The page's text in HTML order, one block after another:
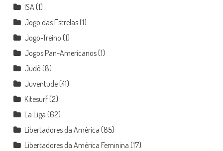
ISA(1)
Jogo das Estrelas(1)
Jogo-Treino (1)
Jogos Pan-Americanos(1)
Judô (8)
Juventude(41)
Kitesurf(2)
La Liga (62)
Libertadores da América (85)
Libertadores da América Feminina (17)